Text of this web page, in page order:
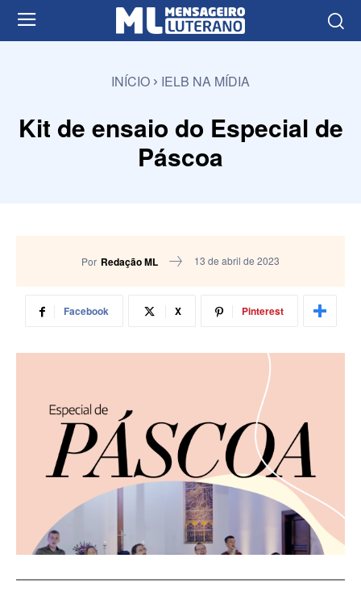
INÍCIO IELB NA MÍDIA
Kit de ensaio do Especial de
Páscoa
Por Redação ML 13 de abril de 2023
Facebook X Pinterest